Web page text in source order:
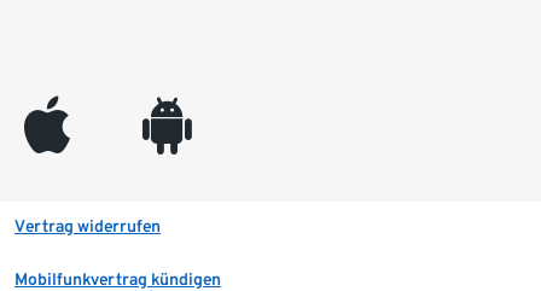
appleinc android
Vertrag widerrufen
Mobilfunkvertrag kündigen